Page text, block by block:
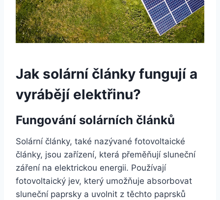
Jak solární články fungují a
vyrábějí elektřinu?
Fungování solárních článků
Solární články, také nazývané fotovoltaické
články, jsou zařízení, která přeměňují sluneční
záření na elektrickou energii. Používají
fotovoltaický jev, který umožňuje absorbovat
sluneční paprsky a uvolnit z těchto paprsků